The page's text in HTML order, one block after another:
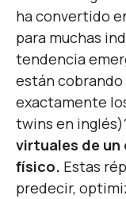
ha convertido
para muchas
tendencia
están
exactamente
twins en
virtuales de
físico. Estas
predecir,